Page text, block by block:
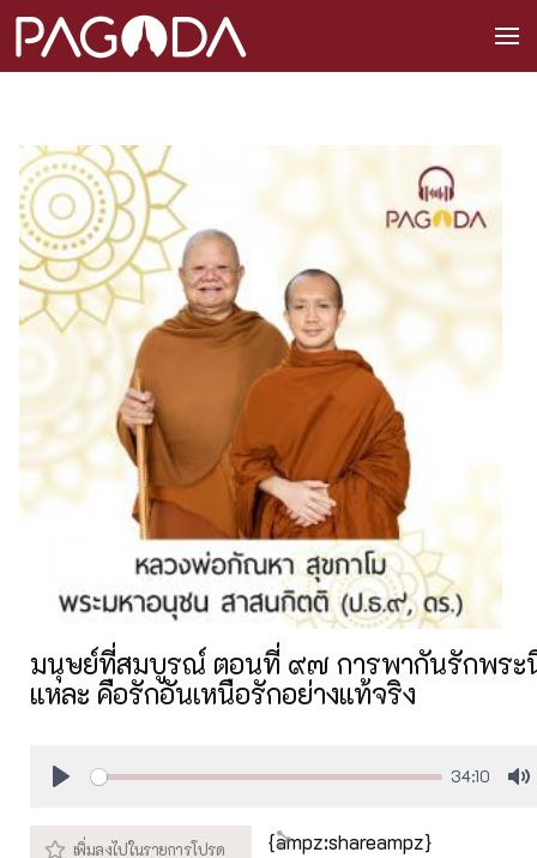
มนุษย์ที่สมบูรณ์ ตอนที่ ๙๗ การพากันรักพร
แหละ คือรักอันเหนือรักอย่างแท้จริง
34:10
{ampz:shareampz}